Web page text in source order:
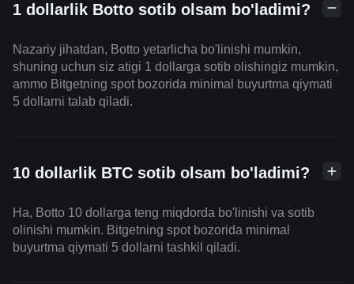
1 dollarlik Botto sotib olsam bo'ladimi?
Nazariy jihatdan, Botto yetarlicha bo'linishi mumkin,
shuning uchun siz atigi 1 dollarga sotib olishingiz mumkin,
ammo Bitgetning spot bozorida minimal buyurtma qiymati
5 dollarni talab qiladi.
10 dollarlik BTC sotib olsam bo'ladimi?
Ha, Botto 10 dollarga teng miqdorda bo'linishi va sotib
olinishi mumkin. Bitgetning spot bozorida minimal
buyurtma qiymati 5 dollarni tashkil qiladi.